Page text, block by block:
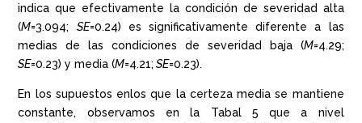
indica que efectivamente la condición de severidad alta
(M=3.094; SE=0.24) es significativamente diferente a las
medias de las condiciones de severidad baja (M=4.29;
SE=0.23) y media (M=4.21; SE=0.23).
En los supuestos enlos que la certeza media se mantiene
constante, observamos en la Tabal 5 que a nivel